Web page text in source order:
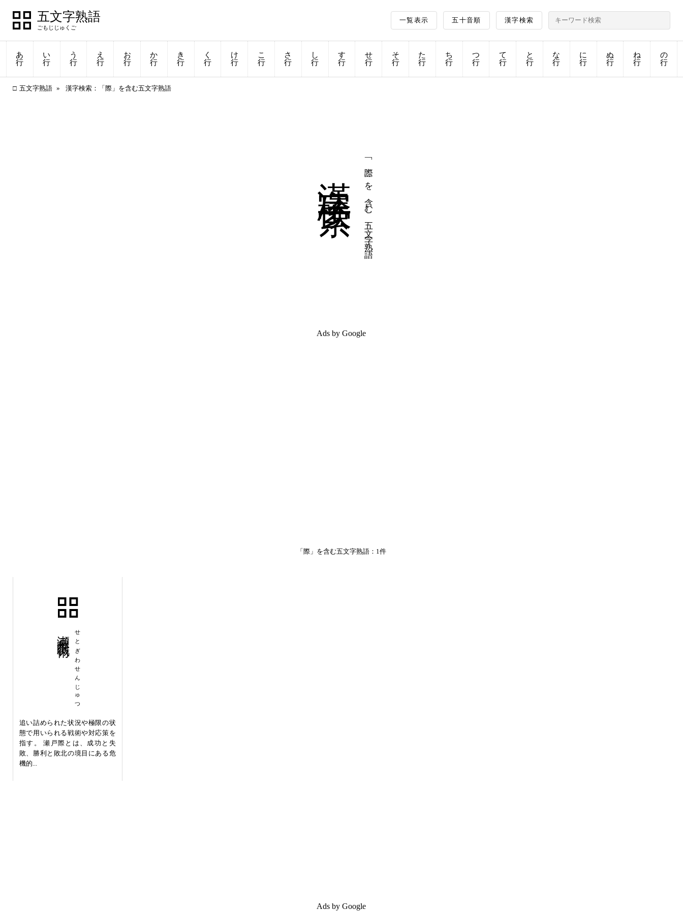
五文字熟語 一覧表示 五十音順 漢字検索
あ
行
い
行
う
行
え
行
お
行
か
行
き
行
く
行
け
行
こ
行
さ
行
し
行
す
行
せ
行
そ
行
た
行
ち
行
つ
行
て
行
と
行
な
行
に
行
ぬ
行
ね
行
の
行
五文字熟語 漢字検索：「際」を含む五文字熟語
「際」を含む五文字熟語
Ads by Google
「際」を含む五文字熟語：1件
せとぎわせんじゅつ
追い詰められた状況や極限の状
態で用いられる戦術や対応策を
指す。 瀬戸際とは、成功と失
敗、勝利と敗北の境目にある危
機的...
Ads by Google